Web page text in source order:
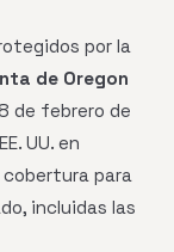
por la
de Oregon
de febrero de
UU. en
para
incluidas las